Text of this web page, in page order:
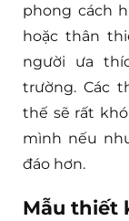
phong cách
hoặc thân
người ưa
trường. Các
thế sẽ rất
mình nếu
đáo hơn.
Mẫu thiết